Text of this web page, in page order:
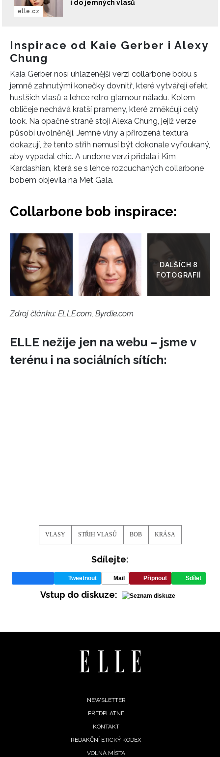
INFORMACE
REDAKCE
i do jemných vlasů
elle.cz
Inspirace od Kaie Gerber i Alexy
Chung
Kaia Gerber nosí uhlazenější verzi collarbone bobu s
jemně zahnutými konečky dovnitř, které vytvářejí efekt
hustších vlasů a lehce retro glamour náladu. Kolem
obličeje nechává kratší prameny, které změkčují celý
look. Na opačné straně stojí Alexa Chung, jejíž verze
působí uvolněněji. Jemné vlny a přirozená textura
dokazují, že tento střih nemusí být dokonale vyfoukaný,
aby vypadal chic. A undone verzi přidala i Kim
Kardashian, která se s lehce rozcuchaných collarbone
bobem objevila na Met Gala.
Collarbone bob inspirace:
galerie
Zdroj článku: ELLE.com, Byrdie.com
ELLE nežije jen na webu – jsme v
terénu i na sociálních sítích:
VLASY STŘIH VLASŮ BOB KRÁSA
Sdílejte:
Tweetnout Mail Připnout Sdílet
Vstup do diskuze:
NEWSLETTER
PŘEDPLATNÉ
KONTAKT
REDAKČNÍ ETICKÝ KODEX
VOLNÁ MÍSTA